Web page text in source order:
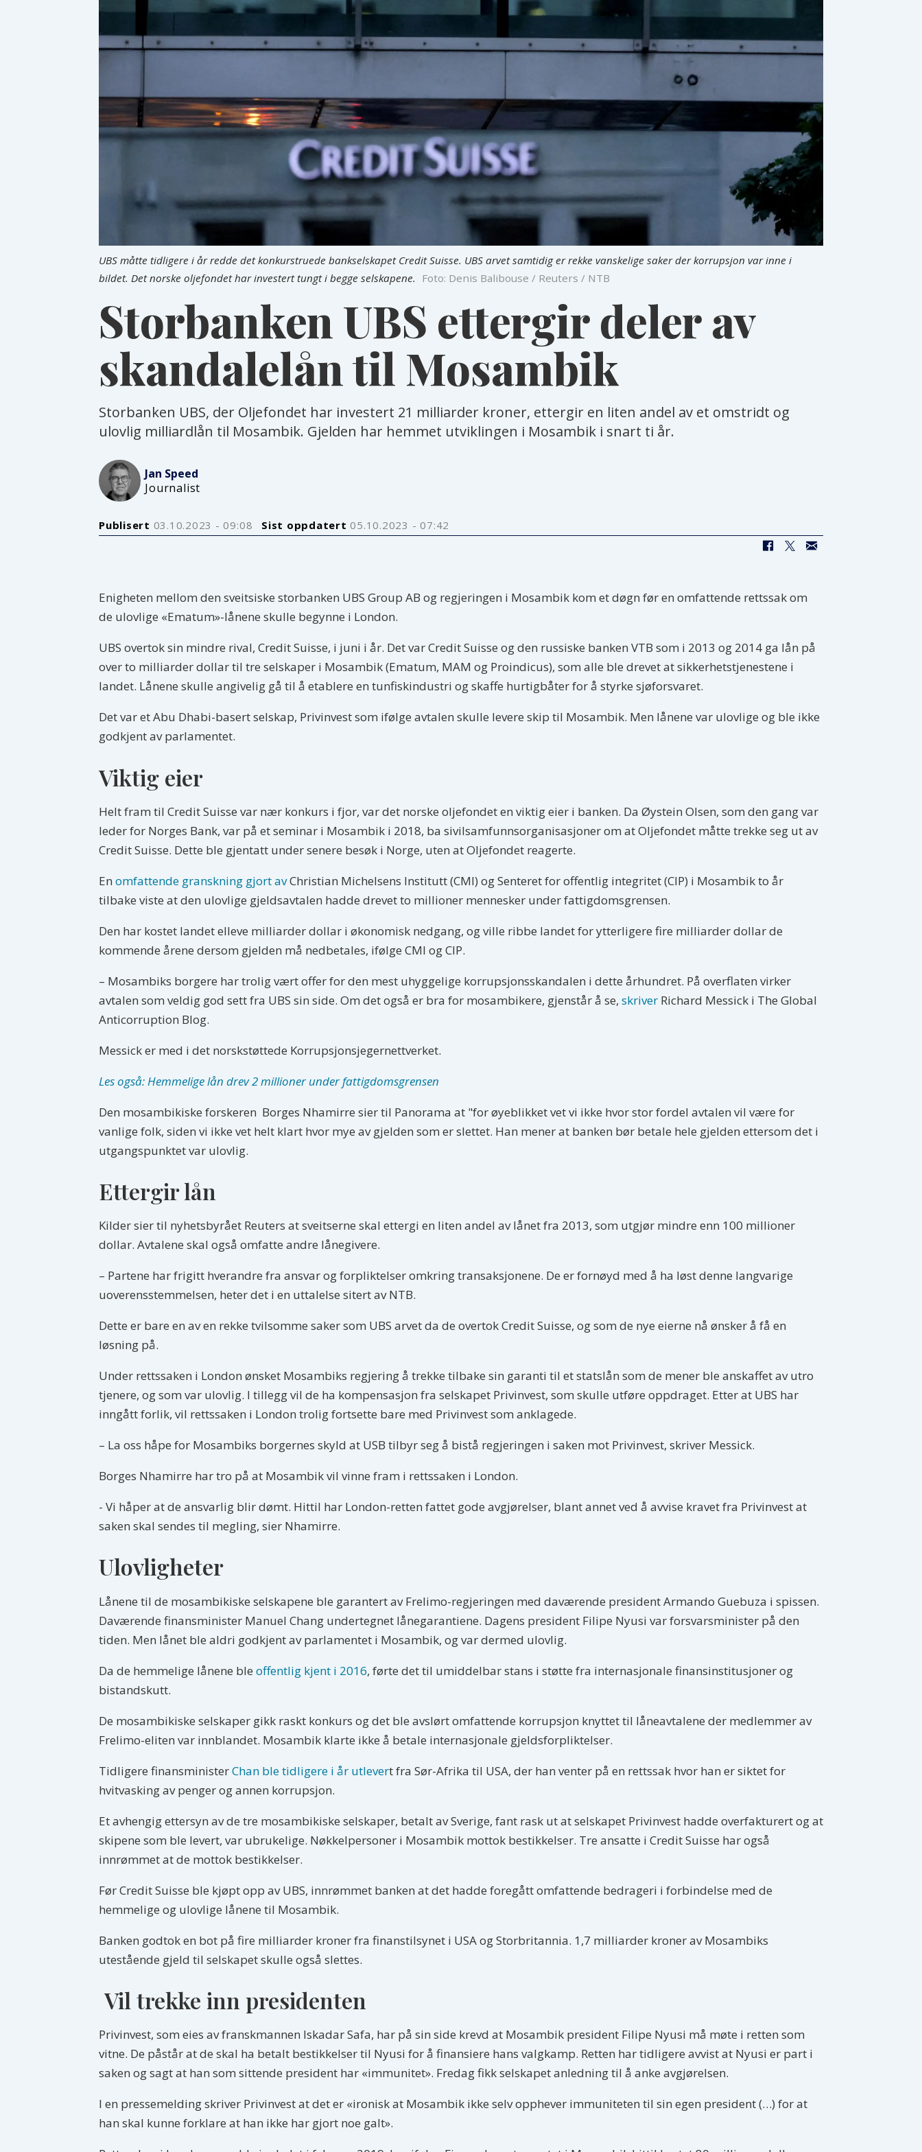
UBS måtte tidligere i år redde det konkurstruede bankselskapet Credit Suisse. UBS arvet samtidig er rekke vanskelige saker der korrupsjon var inne i
bildet. Det norske oljefondet har investert tungt i begge selskapene. Foto: Denis Balibouse / Reuters / NTB
Storbanken UBS ettergir deler av
skandalelån til Mosambik
Storbanken UBS, der Oljefondet har investert 21 milliarder kroner, ettergir en liten andel av et omstridt og
ulovlig milliardlån til Mosambik. Gjelden har hemmet utviklingen i Mosambik i snart ti år.
Jan Speed
Journalist
Publisert 03.10.2023 - 09:08 Sist oppdatert 05.10.2023 - 07:42
Enigheten mellom den sveitsiske storbanken UBS Group AB og regjeringen i Mosambik kom et døgn før en omfattende rettssak om
de ulovlige «Ematum»-lånene skulle begynne i London.
UBS overtok sin mindre rival, Credit Suisse, i juni i år. Det var Credit Suisse og den russiske banken VTB som i 2013 og 2014 ga lån på
over to milliarder dollar til tre selskaper i Mosambik (Ematum, MAM og Proindicus), som alle ble drevet at sikkerhetstjenestene i
landet. Lånene skulle angivelig gå til å etablere en tunfiskindustri og skaffe hurtigbåter for å styrke sjøforsvaret.
Det var et Abu Dhabi-basert selskap, Privinvest som ifølge avtalen skulle levere skip til Mosambik. Men lånene var ulovlige og ble ikke
godkjent av parlamentet.
Viktig eier
Helt fram til Credit Suisse var nær konkurs i fjor, var det norske oljefondet en viktig eier i banken. Da Øystein Olsen, som den gang var
leder for Norges Bank, var på et seminar i Mosambik i 2018, ba sivilsamfunnsorganisasjoner om at Oljefondet måtte trekke seg ut av
Credit Suisse. Dette ble gjentatt under senere besøk i Norge, uten at Oljefondet reagerte.
En omfattende granskning gjort avChristian Michelsens Institutt (CMI) og Senteret for offentlig integritet (CIP) i Mosambik to år
tilbake viste at den ulovlige gjeldsavtalen hadde drevet to millioner mennesker under fattigdomsgrensen.
Den har kostet landet elleve milliarder dollar i økonomisk nedgang, og ville ribbe landet for ytterligere fire milliarder dollar de
kommende årene dersom gjelden må nedbetales, ifølge CMI og CIP.
– Mosambiks borgere har trolig vært offer for den mest uhyggelige korrupsjonsskandalen i dette århundret. På overflaten virker
avtalen som veldig god sett fra UBS sin side. Om det også er bra for mosambikere, gjenstår å se, skriver Richard Messick i The Global
Anticorruption Blog.
Messick er med i det norskstøttede Korrupsjonsjegernettverket.
Les også: Hemmelige lån drev 2 millioner under fattigdomsgrensen
Den mosambikiske forskeren Borges Nhamirre sier til Panorama at "for øyeblikket vet vi ikke hvor stor fordel avtalen vil være for
vanlige folk, siden vi ikke vet helt klart hvor mye av gjelden som er slettet. Han mener at banken bør betale hele gjelden ettersom det i
utgangspunktet var ulovlig.
Ettergir lån
Kilder sier til nyhetsbyrået Reuters at sveitserne skal ettergi en liten andel av lånet fra 2013, som utgjør mindre enn 100 millioner
dollar. Avtalene skal også omfatte andre lånegivere.
– Partene har frigitt hverandre fra ansvar og forpliktelser omkring transaksjonene. De er fornøyd med å ha løst denne langvarige
uoverensstemmelsen, heter det i en uttalelse sitert av NTB.
Dette er bare en av en rekke tvilsomme saker som UBS arvet da de overtok Credit Suisse, og som de nye eierne nå ønsker å få en
løsning på.
Under rettssaken i London ønsket Mosambiks regjering å trekke tilbake sin garanti til et statslån som de mener ble anskaffet av utro
tjenere, og som var ulovlig. I tillegg vil de ha kompensasjon fra selskapet Privinvest, som skulle utføre oppdraget. Etter at UBS har
inngått forlik, vil rettssaken i London trolig fortsette bare med Privinvest som anklagede.
– La oss håpe for Mosambiks borgernes skyld at USB tilbyr seg å bistå regjeringen i saken mot Privinvest, skriver Messick.
Borges Nhamirre har tro på at Mosambik vil vinne fram i rettssaken i London.
- Vi håper at de ansvarlig blir dømt. Hittil har London-retten fattet gode avgjørelser, blant annet ved å avvise kravet fra Privinvest at
saken skal sendes til megling, sier Nhamirre.
Ulovligheter
Lånene til de mosambikiske selskapene ble garantert av Frelimo-regjeringen med daværende president Armando Guebuza i spissen.
Daværende finansminister Manuel Chang undertegnet lånegarantiene. Dagens president Filipe Nyusi var forsvarsminister på den
tiden. Men lånet ble aldri godkjent av parlamentet i Mosambik, og var dermed ulovlig.
Da de hemmelige lånene ble offentlig kjent i 2016, førte det til umiddelbar stans i støtte fra internasjonale finansinstitusjoner og
bistandskutt.
De mosambikiske selskaper gikk raskt konkurs og det ble avslørt omfattende korrupsjon knyttet til låneavtalene der medlemmer av
Frelimo-eliten var innblandet. Mosambik klarte ikke å betale internasjonale gjeldsforpliktelser.
Tidligere finansministerChan ble tidligere i år utlevert fra Sør-Afrika til USA, der han venter på en rettssak hvor han er siktet for
hvitvasking av penger og annen korrupsjon.
Et avhengig ettersyn av de tre mosambikiske selskaper, betalt av Sverige, fant rask ut at selskapet Privinvest hadde overfakturert og at
skipene som ble levert, var ubrukelige. Nøkkelpersoner i Mosambik mottok bestikkelser. Tre ansatte i Credit Suisse har også
innrømmet at de mottok bestikkelser.
Før Credit Suisse ble kjøpt opp av UBS, innrømmet banken at det hadde foregått omfattende bedrageri i forbindelse med de
hemmelige og ulovlige lånene til Mosambik.
Banken godtok en bot på fire milliarder kroner fra finanstilsynet i USA og Storbritannia. 1,7 milliarder kroner av Mosambiks
utestående gjeld til selskapet skulle også slettes.
Vil trekke inn presidenten
Privinvest, som eies av franskmannen Iskadar Safa, har på sin side krevd at Mosambik president Filipe Nyusi må møte i retten som
vitne. De påstår at de skal ha betalt bestikkelser til Nyusi for å finansiere hans valgkamp. Retten har tidligere avvist at Nyusi er part i
saken og sagt at han som sittende president har «immunitet». Fredag fikk selskapet anledning til å anke avgjørelsen.
I en pressemelding skriver Privinvest at det er «ironisk at Mosambik ikke selv opphever immuniteten til sin egen president (…) for at
han skal kunne forklare at han ikke har gjort noe galt».